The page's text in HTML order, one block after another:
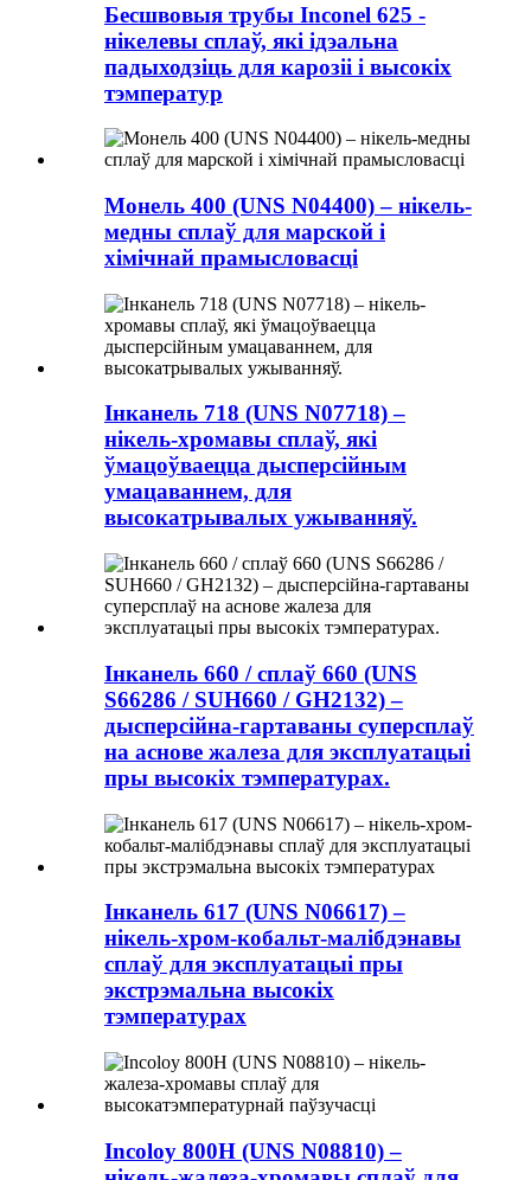
Бесшвовыя трубы Inconel 625 -
нікелевы сплаў, які ідэальна
падыходзіць для карозіі і высокіх
тэмператур
Монель 400 (UNS N04400) – нікель-
медны сплаў для марской і
хімічнай прамысловасці
Інканель 718 (UNS N07718) –
нікель-хромавы сплаў, які
ўмацоўваецца дысперсійным
умацаваннем, для
высокатрывалых ужыванняў.
Інканель 660 / сплаў 660 (UNS
S66286 / SUH660 / GH2132) –
дысперсійна-гартаваны суперсплаў
на аснове жалеза для эксплуатацыі
пры высокіх тэмпературах.
Інканель 617 (UNS N06617) –
нікель-хром-кобальт-малібдэнавы
сплаў для эксплуатацыі пры
экстрэмальна высокіх
тэмпературах
Incoloy 800H (UNS N08810) –